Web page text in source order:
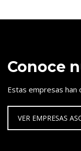
Conoce
Estas empresas
VER EMPRESAS